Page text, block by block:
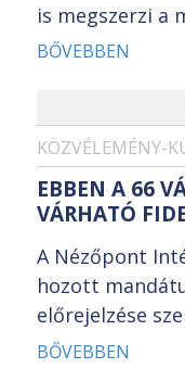
is megszerzi a
BŐVEBBEN
KÖZVÉLEMÉNY-
EBBEN A 66
VÁRHATÓ
A Nézőpont
hozott
előrejelzése
BŐVEBBEN